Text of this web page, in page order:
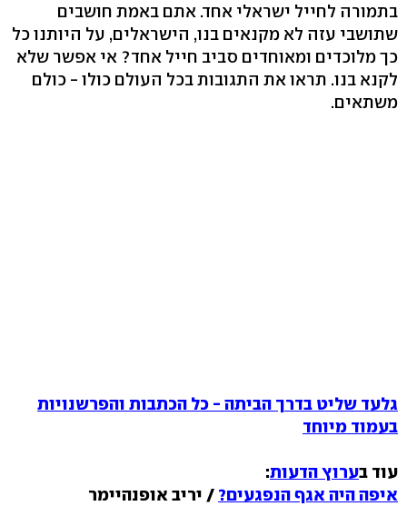
בתמורה לחייל ישראלי אחד. אתם באמת חושבים
שתושבי עזה לא מקנאים בנו, הישראלים, על היותנו כל
כך מלוכדים ומאוחדים סביב חייל אחד? אי אפשר שלא
לקנא בנו. תראו את התגובות בכל העולם כולו - כולם
משתאים.
גלעד שליט בדרך הביתה - כל הכתבות והפרשנויות
בעמוד מיוחד
עוד בערוץ הדעות:
איפה היה אגף הנפגעים? / יריב אופנהיימר